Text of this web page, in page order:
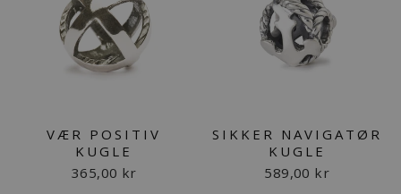
VÆR POSITIV
KUGLE
365,00 kr
SIKKER NAVIGATØR
KUGLE
589,00 kr